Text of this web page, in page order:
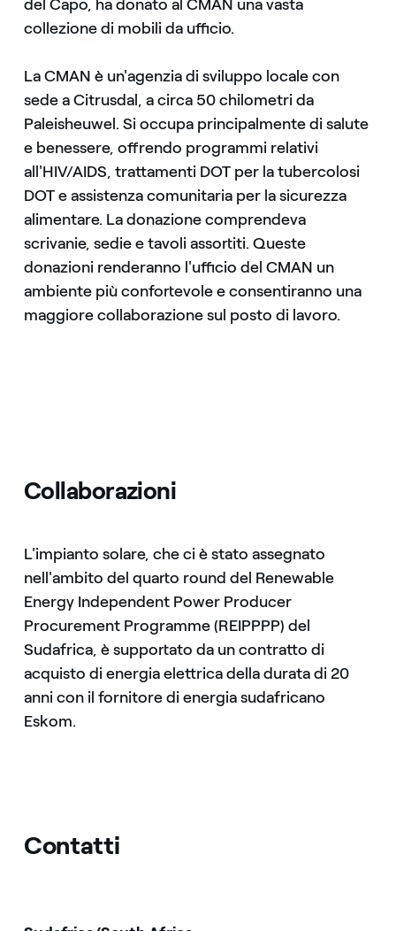
del Capo, ha donato al CMAN una vasta
collezione di mobili da ufficio.
La CMAN è un'agenzia di sviluppo locale con
sede a Citrusdal, a circa 50 chilometri da
Paleisheuwel. Si occupa principalmente di salute
e benessere, offrendo programmi relativi
all'HIV/AIDS, trattamenti DOT per la tubercolosi
DOT e assistenza comunitaria per la sicurezza
alimentare. La donazione comprendeva
scrivanie, sedie e tavoli assortiti. Queste
donazioni renderanno l'ufficio del CMAN un
ambiente più confortevole e consentiranno una
maggiore collaborazione sul posto di lavoro.
Collaborazioni
L'impianto solare, che ci è stato assegnato
nell'ambito del quarto round del Renewable
Energy Independent Power Producer
Procurement Programme (REIPPPP) del
Sudafrica, è supportato da un contratto di
acquisto di energia elettrica della durata di 20
anni con il fornitore di energia sudafricano
Eskom.
Contatti